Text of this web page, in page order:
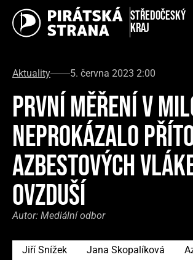
Středočeský
kraj
Aktuality 5. června 2023 2:00
PRVNÍ MĚŘENÍ V
NEPROKÁZALO
AZBESTOVÝCH
OVZDUŠÍ
Autor: Mediální odbor
Jiří Snížek Jana Skopalíková